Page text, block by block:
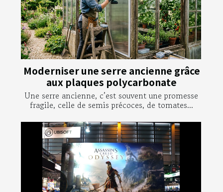
Moderniser une serre ancienne grâce
aux plaques polycarbonate
Une serre ancienne, c’est souvent une promesse
fragile, celle de semis précoces, de tomates...